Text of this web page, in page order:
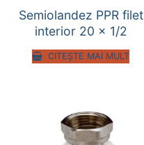
Semiolandez PPR filet
interior 20 x 1/2
CITEȘTE MAI MULT